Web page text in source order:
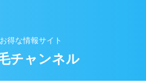
得な情報サイト
チャンネル